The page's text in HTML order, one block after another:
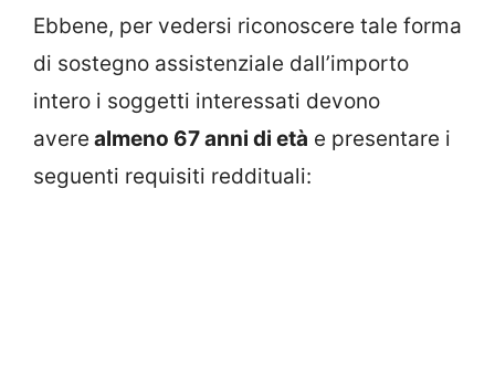
Ebbene, per vedersi riconoscere tale forma
di sostegno assistenziale dall’importo
intero i soggetti interessati devono
avere almeno 67 anni di età e presentare i
seguenti requisiti reddituali: